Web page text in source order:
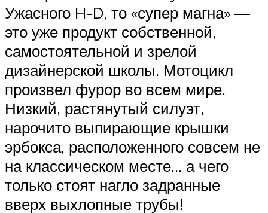
Ужасного H-D, то «супер магна» —
это уже продукт собственной,
самостоятельной и зрелой
дизайнерской школы. Мотоцикл
произвел фурор во всем мире.
Низкий, растянутый силуэт,
нарочито выпирающие крышки
эрбокса, расположенного совсем не
на классическом месте… а чего
только стоят нагло задранные
вверх выхлопные трубы!